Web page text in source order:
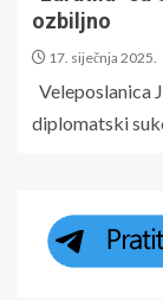
ozbiljno
17. siječnja 2025.
Veleposlanica
diplomatski